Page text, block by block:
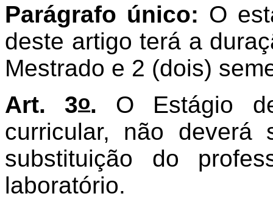
Parágrafo único: O
deste artigo terá a
Mestrado e 2 (dois)
Art. 3o. O Estágio
curricular, não deverá
substituição do
laboratório.